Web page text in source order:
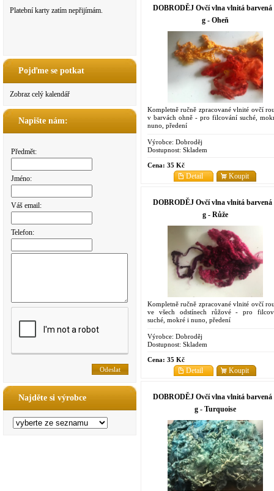
Platební karty zatím nepřijímám.
Pojďme se potkat
Zobraz celý kalendář
Napište nám:
Předmět:
Jméno:
Váš email:
Telefon:
Najděte si výrobce
DOBRODĚJ Ovčí vlna vlnitá barvená
g - Oheň
Kompletně ručně zpracované vlnité ovčí
v barvách ohně - pro filcování suché,
nuno, předení
Výrobce: Dobroděj
Dostupnost: Skladem
Cena: 35 Kč
Koupit
Detail
DOBRODĚJ Ovčí vlna vlnitá barvená
g - Růže
Kompletně ručně zpracované vlnité ovčí
ve všech odstínech růžové - pro
suché, mokré i nuno, předení
Výrobce: Dobroděj
Dostupnost: Skladem
Cena: 35 Kč
Koupit
Detail
DOBRODĚJ Ovčí vlna vlnitá barvená
g - Turquoise